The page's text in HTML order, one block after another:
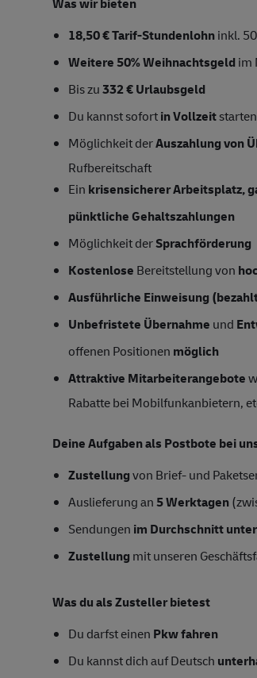
18,50 € Tarif-Stundenlohninkl.
Weitere 50% Weihnachtsgeldim
Bis zu332 € Urlaubsgeld
Du kannst sofortin Vollzeitstarten
Möglichkeit derAuszahlung von
Rufbereitschaft
Ein krisensicherer Arbeitsplatz,
pünktliche Gehaltszahlungen
Möglichkeit derSprachförderung
Kostenlose Bereitstellung von
Ausführliche Einweisung
Unbefristete Übernahme und
offenen Positionen möglich
Attraktive Mitarbeiterangebote
Rabatte bei Mobilfunkanbietern,
Deine Aufgaben als Postbote bei
Zustellungvon Brief- und
Auslieferung an5 Werktagen
Sendungen im Durchschnitt
Zustellung mit unseren
Was du als Zusteller bietest
Du darfst einen Pkw fahren
Du kannst dich auf Deutsch